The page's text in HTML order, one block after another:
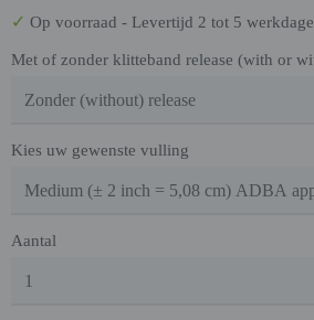
✓ Op voorraad - Levertijd 2 tot 5
Met of zonder klitteband release (with or
Kies uw gewenste vulling
Aantal